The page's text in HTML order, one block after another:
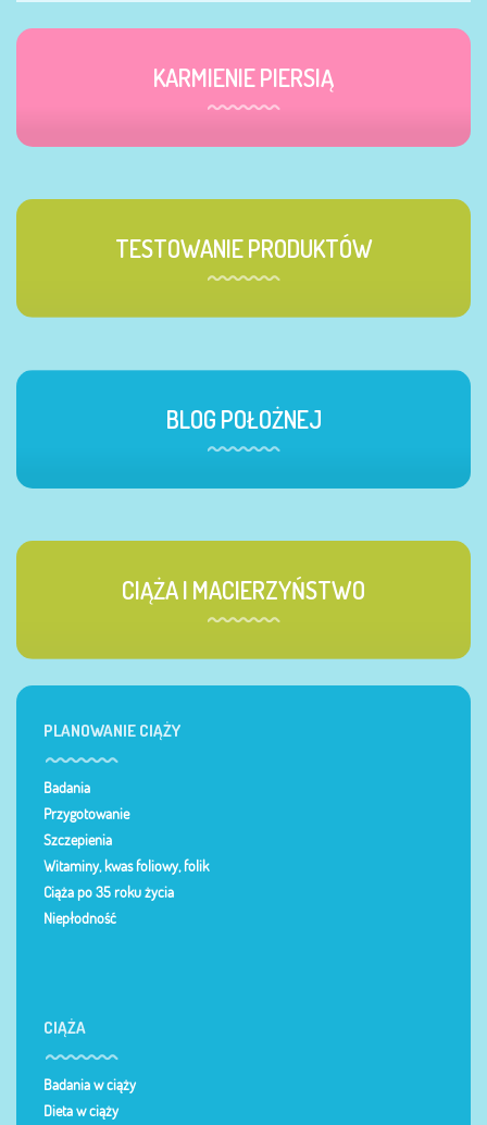
KARMIENIE PIERSIĄ
TESTOWANIE PRODUKTÓW
BLOG POŁOŻNEJ
CIĄŻA I MACIERZYŃSTWO
PLANOWANIE CIĄŻY
Badania
Przygotowanie
Szczepienia
Witaminy, kwas foliowy, folik
Ciąża po 35 roku życia
Niepłodność
CIĄŻA
Badania w ciąży
Dieta w ciąży